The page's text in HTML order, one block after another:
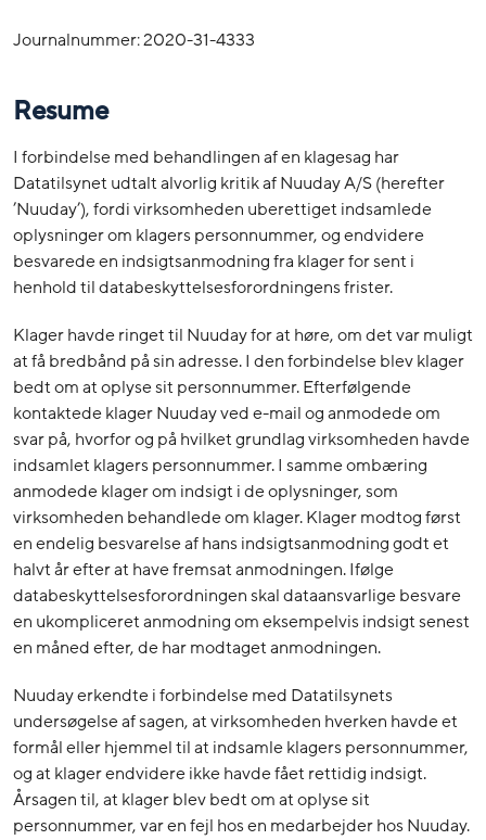
Journalnummer: 2020-31-4333
Resume
I forbindelse med behandlingen af en klagesag har
Datatilsynet udtalt alvorlig kritik af Nuuday A/S (herefter
’Nuuday’), fordi virksomheden uberettiget indsamlede
oplysninger om klagers personnummer, og endvidere
besvarede en indsigtsanmodning fra klager for sent i
henhold til databeskyttelsesforordningens frister.
Klager havde ringet til Nuuday for at høre, om det var muligt
at få bredbånd på sin adresse. I den forbindelse blev klager
bedt om at oplyse sit personnummer. Efterfølgende
kontaktede klager Nuuday ved e-mail og anmodede om
svar på, hvorfor og på hvilket grundlag virksomheden havde
indsamlet klagers personnummer. I samme ombæring
anmodede klager om indsigt i de oplysninger, som
virksomheden behandlede om klager. Klager modtog først
en endelig besvarelse af hans indsigtsanmodning godt et
halvt år efter at have fremsat anmodningen. Ifølge
databeskyttelsesforordningen skal dataansvarlige besvare
en ukompliceret anmodning om eksempelvis indsigt senest
en måned efter, de har modtaget anmodningen.
Nuuday erkendte i forbindelse med Datatilsynets
undersøgelse af sagen, at virksomheden hverken havde et
formål eller hjemmel til at indsamle klagers personnummer,
og at klager endvidere ikke havde fået rettidig indsigt.
Årsagen til, at klager blev bedt om at oplyse sit
personnummer, var en fejl hos en medarbejder hos Nuuday.